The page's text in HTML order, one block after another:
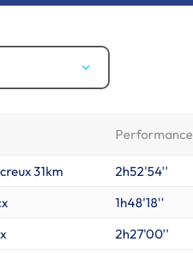
Performance
31km 2h52'54''
1h48'18''
2h27'00''